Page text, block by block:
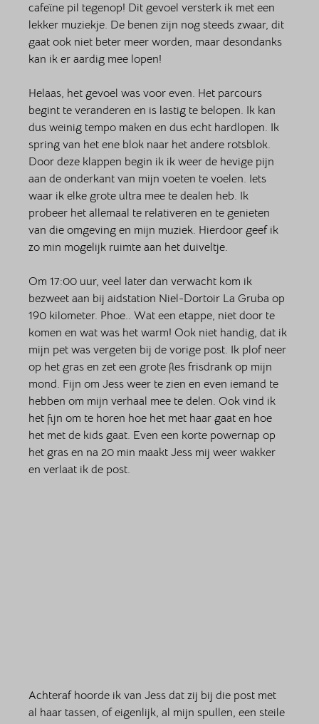
cafeïne pil tegenop! Dit gevoel versterk ik met een
lekker muziekje. De benen zijn nog steeds zwaar, dit
gaat ook niet beter meer worden, maar desondanks
kan ik er aardig mee lopen!
Helaas, het gevoel was voor even. Het parcours
begint te veranderen en is lastig te belopen. Ik kan
dus weinig tempo maken en dus echt hardlopen. Ik
spring van het ene blok naar het andere rotsblok.
Door deze klappen begin ik ik weer de hevige pijn
aan de onderkant van mijn voeten te voelen. Iets
waar ik elke grote ultra mee te dealen heb. Ik
probeer het allemaal te relativeren en te genieten
van die omgeving en mijn muziek. Hierdoor geef ik
zo min mogelijk ruimte aan het duiveltje.
Om 17:00 uur, veel later dan verwacht kom ik
bezweet aan bij aidstation Niel-Dortoir La Gruba op
190 kilometer. Phoe.. Wat een etappe, niet door te
komen en wat was het warm! Ook niet handig, dat ik
mijn pet was vergeten bij de vorige post. Ik plof neer
op het gras en zet een grote fles frisdrank op mijn
mond. Fijn om Jess weer te zien en even iemand te
hebben om mijn verhaal mee te delen. Ook vind ik
het fijn om te horen hoe het met haar gaat en hoe
het met de kids gaat. Even een korte powernap op
het gras en na 20 min maakt Jess mij weer wakker
en verlaat ik de post.
Achteraf hoorde ik van Jess dat zij bij die post met
al haar tassen, of eigenlijk, al mijn spullen, een steile